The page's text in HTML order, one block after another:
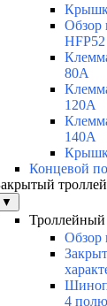
Обзор
HFP52
80A
120A
140A
Концевой
▼
Обзор
4